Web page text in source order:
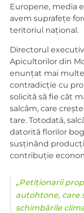
Europene, media
avem suprafețe
teritoriul național.
Directorul
Apicultorilor din
enunțat mai
contradicție cu
solicită să fie cât
salcâm, care
tare. Totodată,
datorită florilor
susținând
contribuție
„Petiționarii
autohtone, care
schimbările